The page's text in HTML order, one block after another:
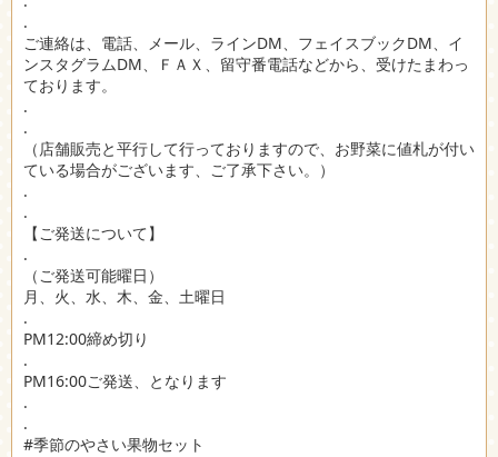
.
ご連絡は、電話、メール、ラインDM、フェイスブックDM、イ
ンスタグラムDM、ＦＡＸ、留守番電話などから、受けたまわっ
ております。
.
.
（店舗販売と平行して行っておりますので、お野菜に値札が付い
ている場合がございます、ご了承下さい。）
.
.
【ご発送について】
.
（ご発送可能曜日）
月、火、水、木、金、土曜日
.
PM12:00締め切り
.
PM16:00ご発送、となります
.
.
#季節のやさい果物セット